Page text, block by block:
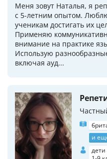
Меня зовут Наталья, я
с 5-летним опытом.
ученикам достигать их
Применяю
внимание на практике
Использую
включая ауд...
и
дети